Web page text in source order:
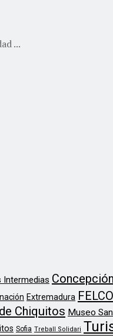
...
Intermedias Concepción
Extremadura
Chiquitos Museo
Sofia Treball Solidari